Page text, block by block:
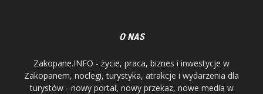
O NAS
Zakopane.INFO - życie, praca, biznes i inwestycje w
Zakopanem, noclegi, turystyka, atrakcje i wydarzenia dla
turystów - nowy portal, nowy przekaz, nowe media w